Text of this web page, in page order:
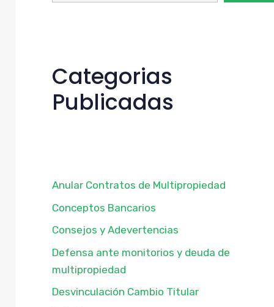
Categorias
Publicadas
Anular Contratos de Multipropiedad
Conceptos Bancarios
Consejos y Adevertencias
Defensa ante monitorios y deuda de
multipropiedad
Desvinculación Cambio Titular